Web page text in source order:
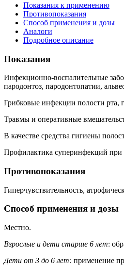
Показания к применению
Противопоказания
Способ применения и дозы
Аналоги
Подробное описание
Показания
Инфекционно-воспалительные
пародонтоз, пародонтопатии,
Грибковые инфекции полости рта,
Травмы и оперативные
В качестве средства гигиены
Профилактика суперинфекций при
Противопоказания
Гиперчувствительность,
Способ применения и дозы
Местно.
Взрослые и дети старше 6 лет:
Дети от 3 до 6 лет: применение